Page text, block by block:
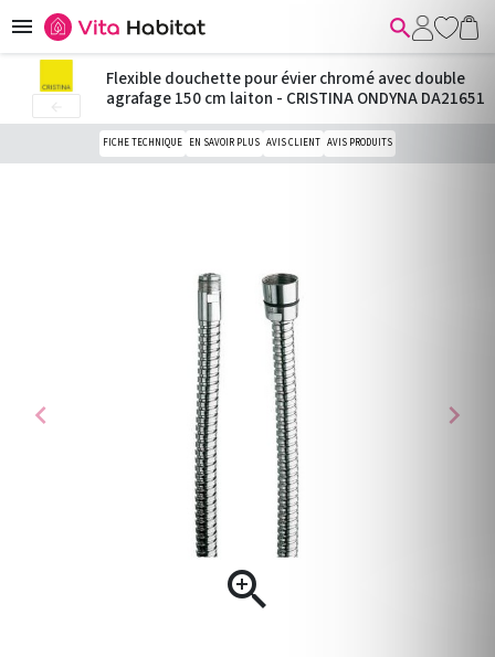
 
chevron_left

chevron_right
Flexible douchette pour évier chromé avec double
agrafage 150 cm laiton - CRISTINA ONDYNA DA21651
FICHE TECHNIQUE EN SAVOIR PLUS AVIS CLIENT AVIS PRODUITS